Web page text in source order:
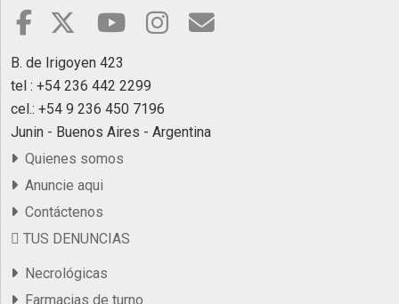
B. de Irigoyen 423
tel : +54 236 442 2299
cel.: +54 9 236 450 7196
Junin - Buenos Aires - Argentina
Quienes somos
Anuncie aqui
Contáctenos
TUS DENUNCIAS
Necrológicas
Farmacias de turno